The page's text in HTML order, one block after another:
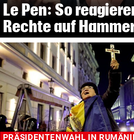
Le Pen: So
Rechte auf
PRÄSIDENTENWAHL IN